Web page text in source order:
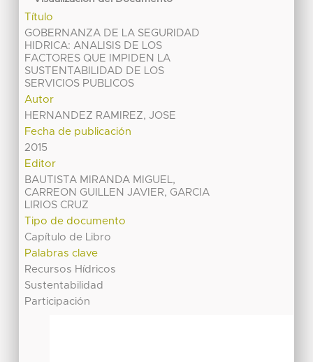
Título
GOBERNANZA DE LA SEGURIDAD
HIDRICA: ANALISIS DE LOS
FACTORES QUE IMPIDEN LA
SUSTENTABILIDAD DE LOS
SERVICIOS PUBLICOS
Autor
HERNANDEZ RAMIREZ, JOSE
Fecha de publicación
2015
Editor
BAUTISTA MIRANDA MIGUEL,
CARREON GUILLEN JAVIER, GARCIA
LIRIOS CRUZ
Tipo de documento
Capítulo de Libro
Palabras clave
Recursos Hídricos
Sustentabilidad
Participación